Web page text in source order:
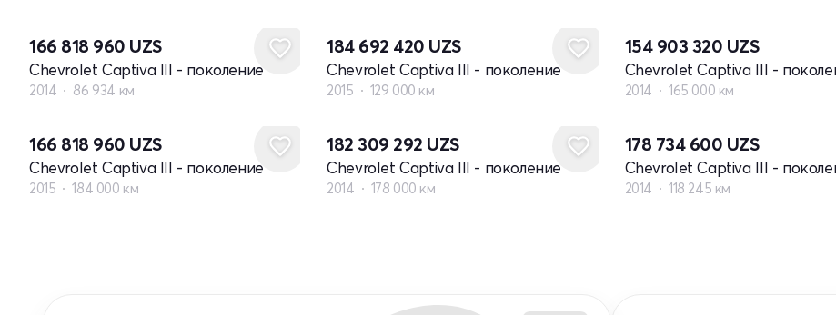
166 818 960 UZS
Chevrolet Captiva III - поколение
2014 86 934 км
184 692 420 UZS
Chevrolet Captiva III - поколение
2015 129 000 км
154 903 320 UZS
Chevrolet Captiva III -
2014 165 000 км
166 818 960 UZS
Chevrolet Captiva III - поколение
2015 184 000 км
182 309 292 UZS
Chevrolet Captiva III - поколение
2014 178 000 км
178 734 600 UZS
Chevrolet Captiva III -
2014 118 245 км